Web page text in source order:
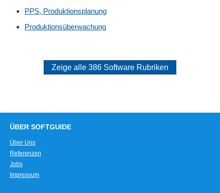
PPS, Produktionsplanung
Produktionsüberwachung
Zeige alle 386 Software Rubriken
ÜBER SOFTGUIDE
Über Uns
Referenzen
Jobs
Impressum